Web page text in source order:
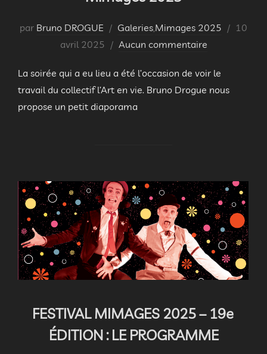
par Bruno DROGUE Galeries,Mimages 2025
Publié
10
avril 2025
Aucun commentaire
La soirée qui a eu lieu a été l’occasion de voir le
travail du collectif l’Art en vie. Bruno Drogue nous
propose un petit diaporama
FESTIVAL MIMAGES 2025 – 19e
ÉDITION : LE PROGRAMME